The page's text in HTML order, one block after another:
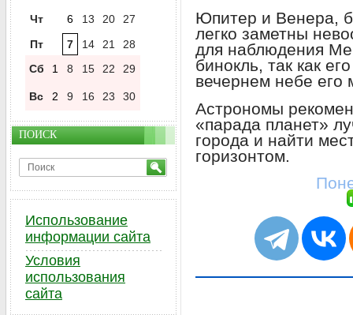
Юпитер и Венера,
легко заметны
для наблюдения
бинокль, так как
вечернем небе его
Астрономы
«парада планет»
города и найти
горизонтом.
Чт 6 13 20
27
Пт
7 14 21
28
Сб
1 8 15 22 29
Вс 2 9 16 23 30
ПОИСК
Использование
информации сайта
Условия
использования
сайта